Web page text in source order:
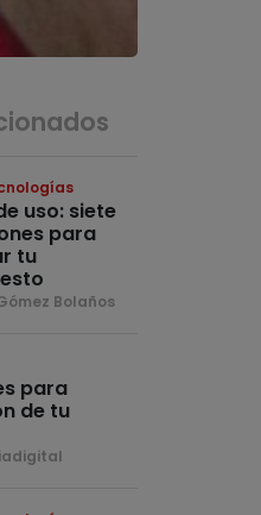
uso: siete
para
tu
Bolaños
para
de tu